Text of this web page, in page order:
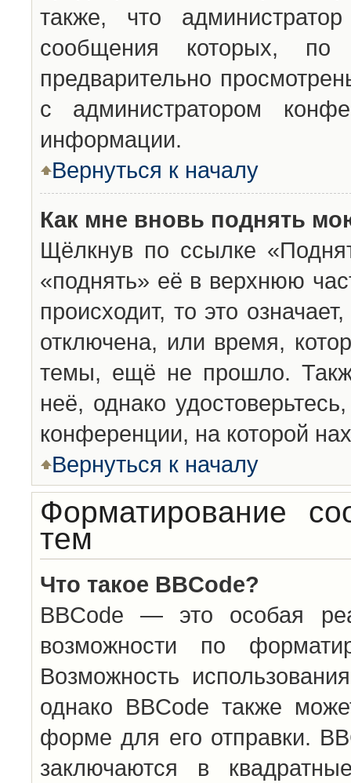
также, что
сообщения которых,
предварительно
с администратором
информации.
Вернуться к началу
Как мне вновь поднять
Щёлкнув по ссылке
«поднять» её в верхнюю
происходит, то это
отключена, или время,
темы, ещё не прошло.
неё, однако
конференции, на которой
Вернуться к началу
Форматирование
тем
Что такое BBCode?
BBCode — это особая
возможности по
Возможность
однако BBCode также
форме для его отправки.
заключаются в